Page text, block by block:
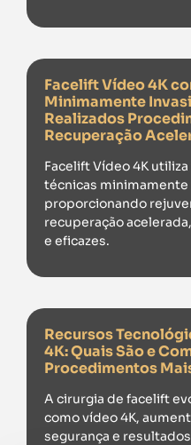
Facelift Vídeo 4K
Minimamente
Realizados
Recuperação
Facelift Vídeo 4K
técnicas minimamente
proporcionando
recuperação
e eficazes.
Recursos
4K: Quais São e
Procedimentos
A cirurgia de facelift
como vídeo 4K,
segurança e